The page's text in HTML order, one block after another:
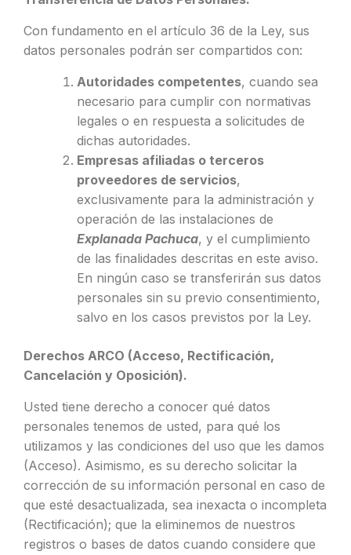
Con fundamento en el artículo 36 de la Ley, sus
datos personales podrán ser compartidos con:
Autoridades competentes, cuando sea
necesario para cumplir con normativas
legales o en respuesta a solicitudes de
dichas autoridades.
Empresas afiliadas o terceros
proveedores de servicios,
exclusivamente para la administración y
operación de las instalaciones de
Explanada Pachuca, y el cumplimiento
de las finalidades descritas en este aviso.
En ningún caso se transferirán sus datos
personales sin su previo consentimiento,
salvo en los casos previstos por la Ley.
Derechos ARCO (Acceso, Rectificación,
Cancelación y Oposición).
Usted tiene derecho a conocer qué datos
personales tenemos de usted, para qué los
utilizamos y las condiciones del uso que les damos
(Acceso). Asimismo, es su derecho solicitar la
corrección de su información personal en caso de
que esté desactualizada, sea inexacta o incompleta
(Rectificación); que la eliminemos de nuestros
registros o bases de datos cuando considere que